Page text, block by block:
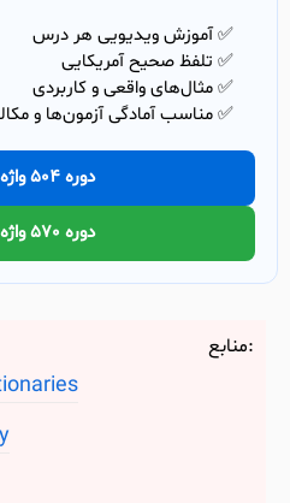
✅ آموزش ویدیویی هر درس
✅ تلفظ صحیح آمریکایی
✅ مثال‌های واقعی و کاربردی
✅ مناسب آمادگی آزمون‌ها و
دوره 504 واژه ضروری
دوره 570 واژه ضروری
منابع: